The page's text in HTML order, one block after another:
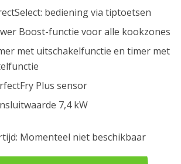
Momenteel niet beschikbaar
bediening via tiptoetsen
Boost-functie voor alle kookzones
met uitschakelfunctie en timer met
Plus sensor
7,4 kW